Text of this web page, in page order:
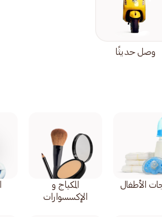
وصل حديثًا
الأطفال
المكياج و
الإكسسوارات